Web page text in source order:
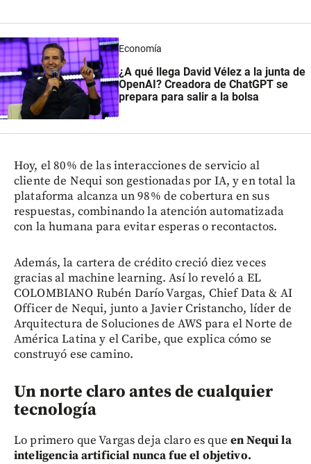
Economía
¿A qué llega David Vélez a la junta de
OpenAI? Creadora de ChatGPT se
prepara para salir a la bolsa
Hoy, el 80% de las interacciones de servicio al
cliente de Nequi son gestionadas por IA, y en total la
plataforma alcanza un 98% de cobertura en sus
respuestas, combinando la atención automatizada
con la humana para evitar esperas o recontactos.
Además, la cartera de crédito creció diez veces
gracias al machine learning. Así lo reveló a EL
COLOMBIANO Rubén Darío Vargas, Chief Data & AI
Officer de Nequi, junto a Javier Cristancho, líder de
Arquitectura de Soluciones de AWS para el Norte de
América Latina y el Caribe, que explica cómo se
construyó ese camino.
Un norte claro antes de cualquier
tecnología
Lo primero que Vargas deja claro es que en Nequi la
inteligencia artificial nunca fue el objetivo.